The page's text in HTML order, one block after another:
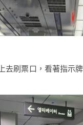
去刷票口，看著指示